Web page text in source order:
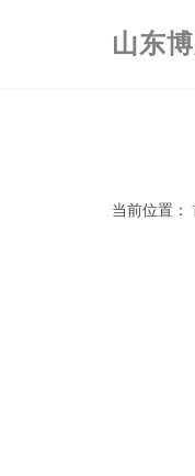
山东
当前位置：